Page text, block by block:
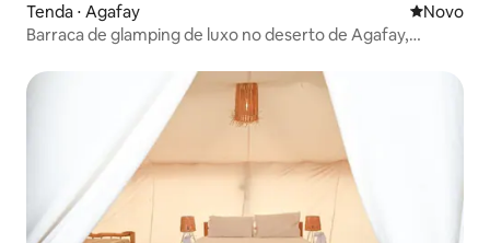
Tenda ⋅ Agafay Novo
Novo
Barraca de glamping de luxo no deserto de Agafay,